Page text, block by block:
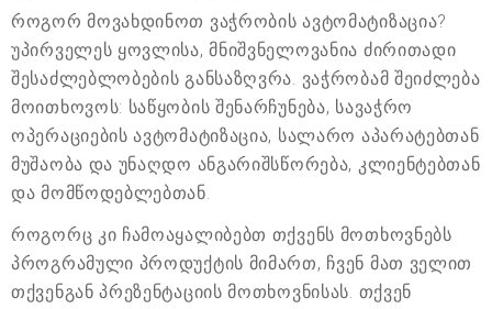
როგორ მოვახდინოთ ვაჭრობის ავტომატიზაცია?
უპირველეს ყოვლისა, მნიშვნელოვანია ძირითადი
შესაძლებლობების განსაზღვრა. ვაჭრობამ შეიძლება
მოითხოვოს: საწყობის შენარჩუნება, სავაჭრო
ოპერაციების ავტომატიზაცია, სალარო აპარატებთან
მუშაობა და უნაღდო ანგარიშსწორება, კლიენტებთან
და მომწოდებლებთან.
როგორც კი ჩამოაყალიბებთ თქვენს მოთხოვნებს
პროგრამული პროდუქტის მიმართ, ჩვენ მათ ველით
თქვენგან პრეზენტაციის მოთხოვნისას. თქვენ